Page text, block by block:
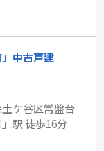
区市ケ尾町
中古戸建
ケ谷区常盤台
駅 徒歩16分